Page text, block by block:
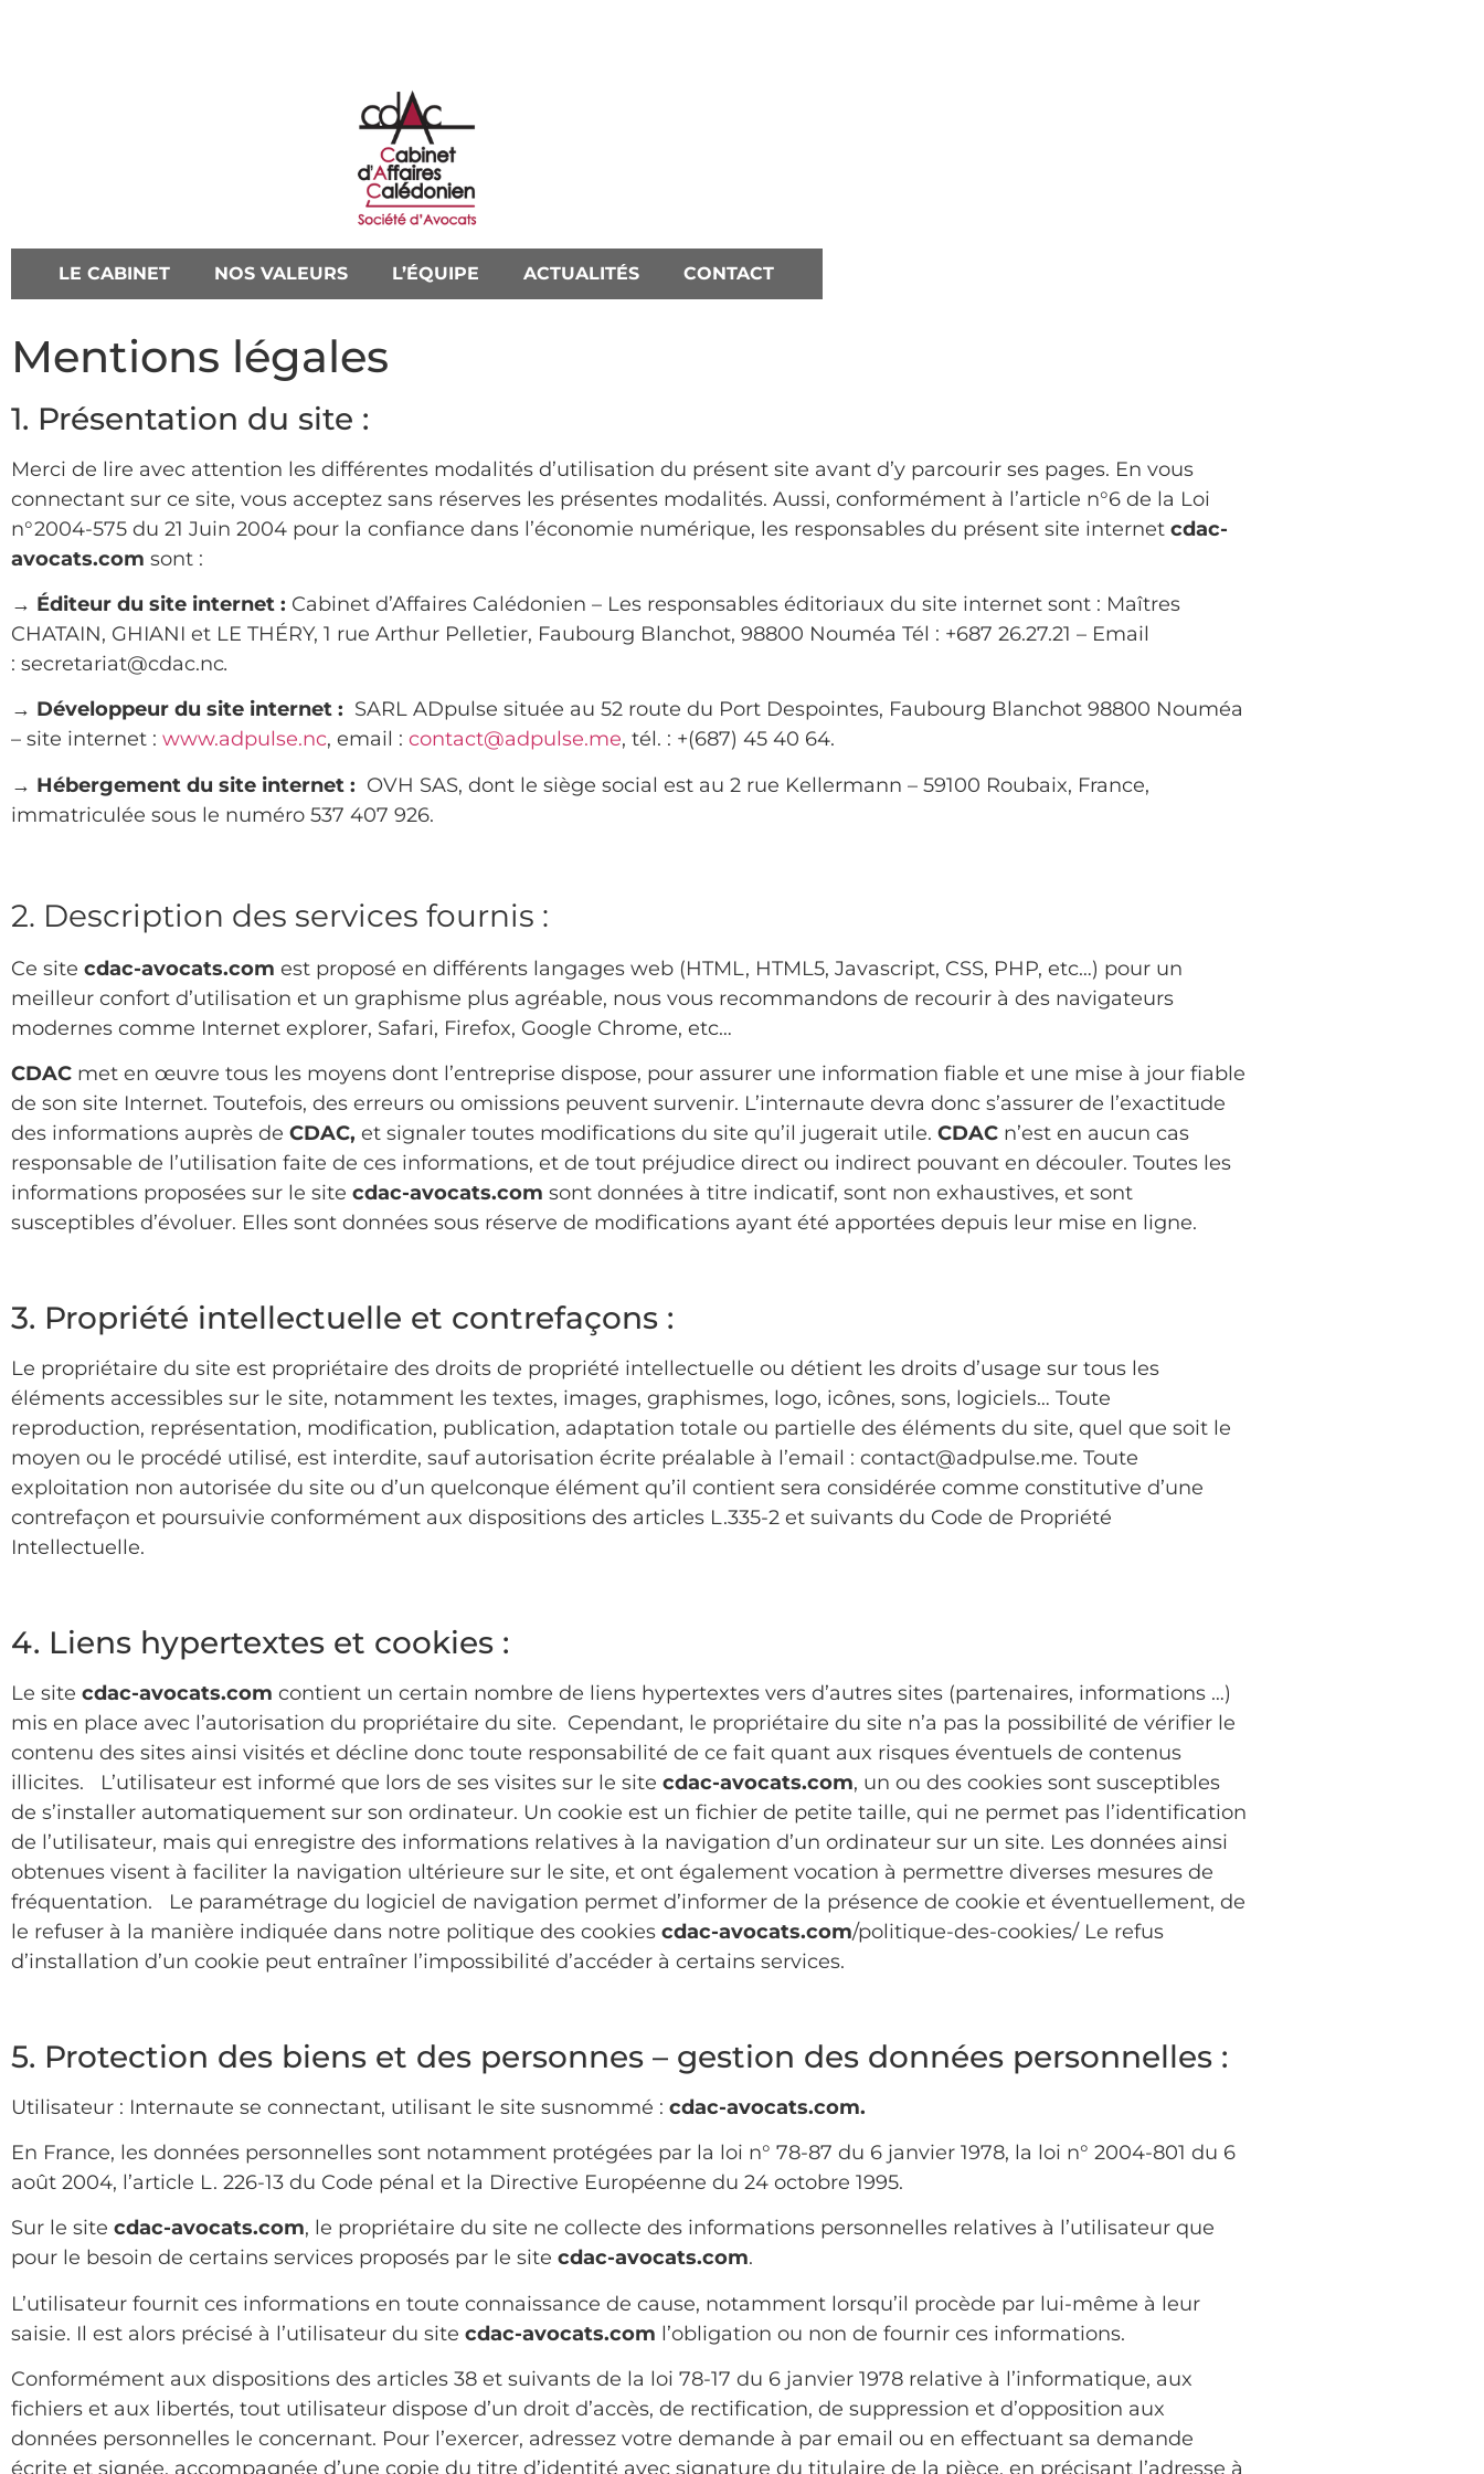
LE CABINET NOS VALEURS L’ÉQUIPE ACTUALITÉS CONTACT
Mentions légales
1. Présentation du site :
Merci de lire avec attention les différentes modalités d’utilisation du présent site avant d’y parcourir ses pages. En vous
connectant sur ce site, vous acceptez sans réserves les présentes modalités. Aussi, conformément à l’article n°6 de la Loi
n°2004-575 du 21 Juin 2004 pour la confiance dans l’économie numérique, les responsables du présent site internet cdac-
avocats.com sont :
→ Éditeur du site internet : Cabinet d’Affaires Calédonien – Les responsables éditoriaux du site internet sont : Maîtres
CHATAIN, GHIANI et LE THÉRY, 1 rue Arthur Pelletier, Faubourg Blanchot, 98800 Nouméa Tél : +687 26.27.21 – Email
: secretariat@cdac.nc.
→ Développeur du site internet : SARL ADpulse située au 52 route du Port Despointes, Faubourg Blanchot 98800 Nouméa
– site internet : www.adpulse.nc, email : contact@adpulse.me, tél. : +(687) 45 40 64.
→ Hébergement du site internet : OVH SAS, dont le siège social est au 2 rue Kellermann – 59100 Roubaix, France,
immatriculée sous le numéro 537 407 926.
2. Description des services fournis :
Ce site cdac-avocats.com est proposé en différents langages web (HTML, HTML5, Javascript, CSS, PHP, etc…) pour un
meilleur confort d’utilisation et un graphisme plus agréable, nous vous recommandons de recourir à des navigateurs
modernes comme Internet explorer, Safari, Firefox, Google Chrome, etc…
CDAC met en œuvre tous les moyens dont l’entreprise dispose, pour assurer une information fiable et une mise à jour fiable
de son site Internet. Toutefois, des erreurs ou omissions peuvent survenir. L’internaute devra donc s’assurer de l’exactitude
des informations auprès de CDAC, et signaler toutes modifications du site qu’il jugerait utile. CDAC n’est en aucun cas
responsable de l’utilisation faite de ces informations, et de tout préjudice direct ou indirect pouvant en découler. Toutes les
informations proposées sur le site cdac-avocats.com sont données à titre indicatif, sont non exhaustives, et sont
susceptibles d’évoluer. Elles sont données sous réserve de modifications ayant été apportées depuis leur mise en ligne.
3. Propriété intellectuelle et contrefaçons :
Le propriétaire du site est propriétaire des droits de propriété intellectuelle ou détient les droits d’usage sur tous les
éléments accessibles sur le site, notamment les textes, images, graphismes, logo, icônes, sons, logiciels… Toute
reproduction, représentation, modification, publication, adaptation totale ou partielle des éléments du site, quel que soit le
moyen ou le procédé utilisé, est interdite, sauf autorisation écrite préalable à l’email : contact@adpulse.me. Toute
exploitation non autorisée du site ou d’un quelconque élément qu’il contient sera considérée comme constitutive d’une
contrefaçon et poursuivie conformément aux dispositions des articles L.335-2 et suivants du Code de Propriété
Intellectuelle.
4. Liens hypertextes et cookies :
Le site cdac-avocats.com contient un certain nombre de liens hypertextes vers d’autres sites (partenaires, informations …)
mis en place avec l’autorisation du propriétaire du site. Cependant, le propriétaire du site n’a pas la possibilité de vérifier le
contenu des sites ainsi visités et décline donc toute responsabilité de ce fait quant aux risques éventuels de contenus
illicites. L’utilisateur est informé que lors de ses visites sur le site cdac-avocats.com, un ou des cookies sont susceptibles
de s’installer automatiquement sur son ordinateur. Un cookie est un fichier de petite taille, qui ne permet pas l’identification
de l’utilisateur, mais qui enregistre des informations relatives à la navigation d’un ordinateur sur un site. Les données ainsi
obtenues visent à faciliter la navigation ultérieure sur le site, et ont également vocation à permettre diverses mesures de
fréquentation. Le paramétrage du logiciel de navigation permet d’informer de la présence de cookie et éventuellement, de
le refuser à la manière indiquée dans notre politique des cookies cdac-avocats.com/politique-des-cookies/ Le refus
d’installation d’un cookie peut entraîner l’impossibilité d’accéder à certains services.
5. Protection des biens et des personnes – gestion des données personnelles :
Utilisateur : Internaute se connectant, utilisant le site susnommé : cdac-avocats.com.
En France, les données personnelles sont notamment protégées par la loi n° 78-87 du 6 janvier 1978, la loi n° 2004-801 du 6
août 2004, l’article L. 226-13 du Code pénal et la Directive Européenne du 24 octobre 1995.
Sur le site cdac-avocats.com, le propriétaire du site ne collecte des informations personnelles relatives à l’utilisateur que
pour le besoin de certains services proposés par le site cdac-avocats.com.
L’utilisateur fournit ces informations en toute connaissance de cause, notamment lorsqu’il procède par lui-même à leur
saisie. Il est alors précisé à l’utilisateur du site cdac-avocats.com l’obligation ou non de fournir ces informations.
Conformément aux dispositions des articles 38 et suivants de la loi 78-17 du 6 janvier 1978 relative à l’informatique, aux
fichiers et aux libertés, tout utilisateur dispose d’un droit d’accès, de rectification, de suppression et d’opposition aux
données personnelles le concernant. Pour l’exercer, adressez votre demande à par email ou en effectuant sa demande
écrite et signée, accompagnée d’une copie du titre d’identité avec signature du titulaire de la pièce, en précisant l’adresse à